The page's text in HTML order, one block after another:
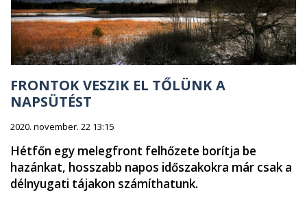
FRONTOK VESZIK EL TŐLÜNK A
NAPSÜTÉST
2020. november. 22 13:15
Hétfőn egy melegfront felhőzete borítja be
hazánkat, hosszabb napos időszakokra már csak a
délnyugati tájakon számíthatunk.